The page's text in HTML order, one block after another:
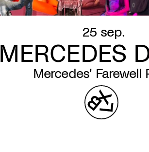
25 sep.
MERCEDES
Mercedes' Farewell